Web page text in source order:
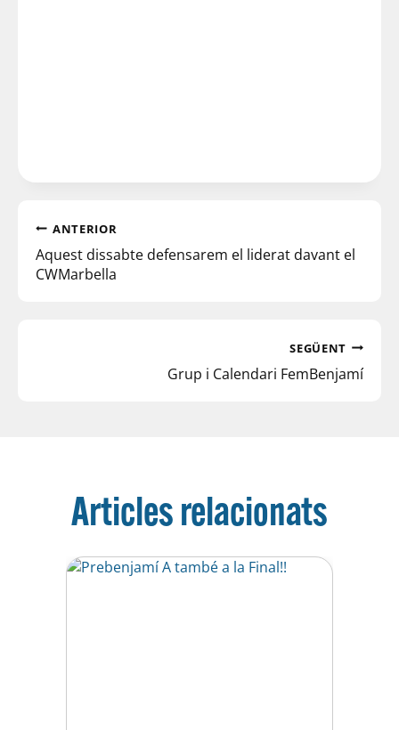
ANTERIOR
Aquest dissabte defensarem el liderat davant el
CWMarbella
SEGÜENT
Grup i Calendari FemBenjamí
Articles relacionats